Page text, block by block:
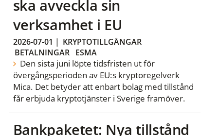
ska avveckla sin
verksamhet i EU
2026-07-01 | KRYPTOTILLGÅNGAR
BETALNINGAR
ESMA
Den sista juni löpte tidsfristen ut för
övergångsperioden av EU:s kryptoregelverk
Mica. Det betyder att enbart bolag med tillstånd
får erbjuda kryptotjänster i Sverige framöver.
Bankpaketet: Nya tillstånd